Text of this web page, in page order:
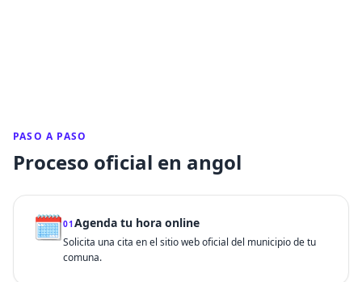
PASO A PASO
Proceso oficial en angol
🗓️01Agenda tu hora online
Solicita una cita en el sitio web oficial del municipio de tu
comuna.